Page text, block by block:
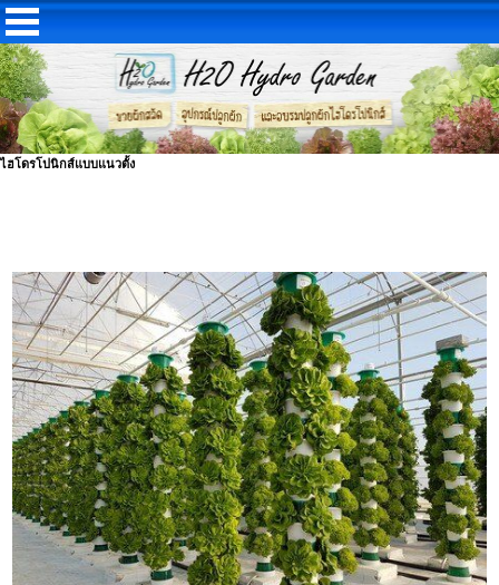
ไฮโดรโปนิกส์แบบแนวตั้ง